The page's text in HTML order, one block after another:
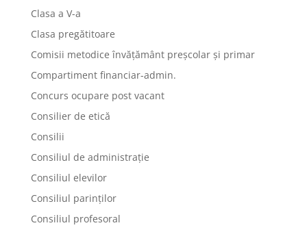
Clasa a V-a
Clasa pregătitoare
Comisii metodice învățământ preșcolar și primar
Compartiment financiar-admin.
Concurs ocupare post vacant
Consilier de etică
Consilii
Consiliul de administrație
Consiliul elevilor
Consiliul parinților
Consiliul profesoral